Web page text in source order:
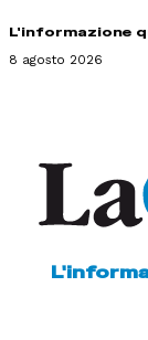
L'informazione
8 agosto 2026